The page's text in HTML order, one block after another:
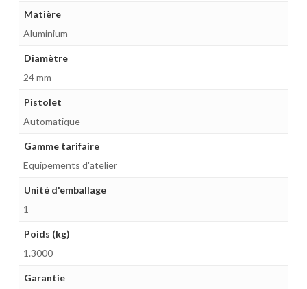
Matière
Aluminium
Diamètre
24 mm
Pistolet
Automatique
Gamme tarifaire
Equipements d'atelier
Unité d'emballage
1
Poids (kg)
1.3000
Garantie